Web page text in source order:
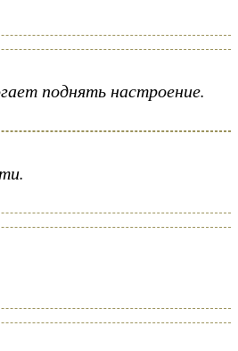
поднять настроение.